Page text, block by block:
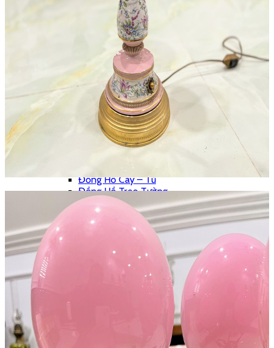
Thánh Giá
Tượng Đồng
Đồ Đồng Khác
Đôn Đồng
Bộ Chân Nến
Chân Nến Đồng
Đồng Hồ
Bộ 3 Món
Bộ Đếm Piano
Chưa Phân Loại
Phong Vũ Biểu
Phù Điêu
Đế – Bệ Đồng Hồ
Đồng Hồ Cây – Tủ
Đồng Hồ Treo Tường
Đồng Hồ Tượng
Đồng Hồ Để Bàn
Máy Hát
Polyphone
Khung Tranh